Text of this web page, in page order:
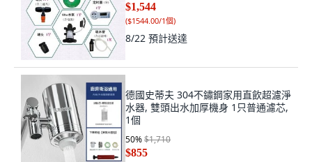
$1,544
($1544.00/1個)
8/22 預計送達
德國史蒂夫 304不鏽鋼家用直飲超濾淨
水器, 雙頭出水加厚機身 1只普通濾芯,
1個
50%$1,710
$855